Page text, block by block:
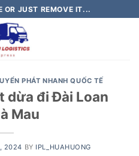
OR JUST REMOVE IT...
PHÁT NHANH QUỐC TẾ
dừa đi Đài Loan
Mau
2024 BY IPL_HUAHUONG